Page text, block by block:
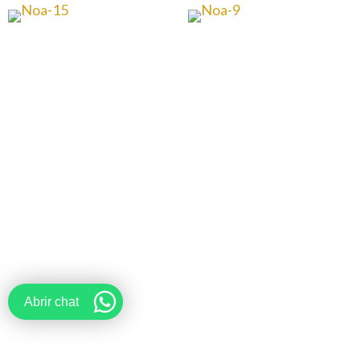
Abrir chat